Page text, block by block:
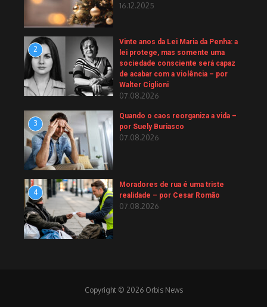
16.12.2025
2
Vinte anos da Lei Maria da Penha: a
lei protege, mas somente uma
sociedade consciente será capaz
de acabar com a violência – por
Walter Ciglioni
07.08.2026
3
Quando o caos reorganiza a vida –
por Suely Buriasco
07.08.2026
4
Moradores de rua é uma triste
realidade – por Cesar Romão
07.08.2026
Copyright © 2026 Orbis News